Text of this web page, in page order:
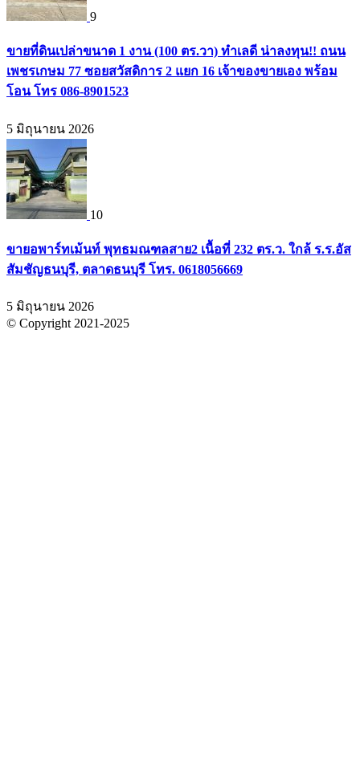
9
ขายที่ดินเปล่าขนาด 1 งาน (100 ตร.วา) ทำเลดี น่าลงทุน!! ถนน
เพชรเกษม 77 ซอยสวัสดิการ 2 แยก 16 เจ้าของขายเอง พร้อม
โอน โทร 086-8901523
5 มิถุนายน 2026
10
ขายอพาร์ทเม้นท์ พุทธมณฑลสาย2 เนื้อที่ 232 ตร.ว. ใกล้ ร.ร.อัส
สัมชัญธนบุรี, ตลาดธนบุรี โทร. 0618056669
5 มิถุนายน 2026
© Copyright 2021-2025